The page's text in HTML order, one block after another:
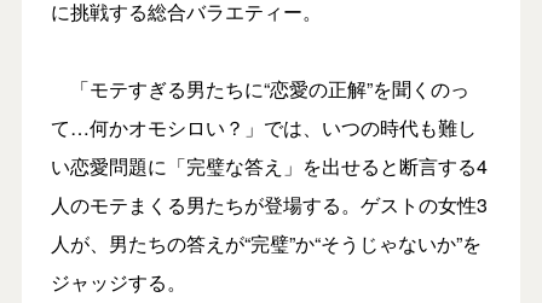
に挑戦する総合バラエティー。
「モテすぎる男たちに“恋愛の正解”を聞くのっ
て…何かオモシロい？」では、いつの時代も難し
い恋愛問題に「完璧な答え」を出せると断言する4
人のモテまくる男たちが登場する。ゲストの女性3
人が、男たちの答えが“完璧”か“そうじゃないか”を
ジャッジする。